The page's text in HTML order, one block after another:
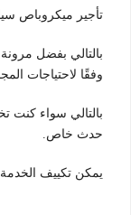
تأجير ميكروباص
بالتالي بفضل
وفقًا لاحتياجات
بالتالي سواء كنت
حدث خاص.
يمكن تكييف الخدمة